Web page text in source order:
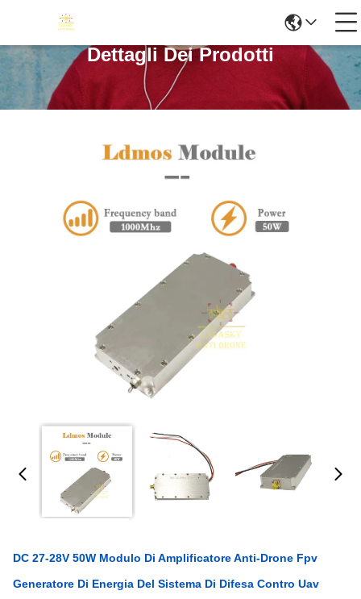
Dettagli Dei Prodotti
DC 27-28V 50W Modulo Di Amplificatore Anti-Drone Fpv
Generatore Di Energia Del Sistema Di Difesa Contro Uav